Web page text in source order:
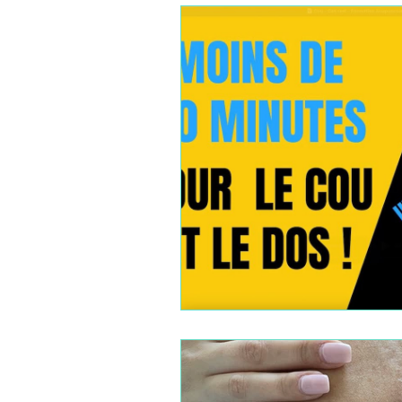
FORMATION TECHNIQUES
FORMATIONS